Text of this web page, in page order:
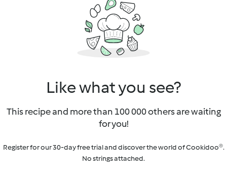
Like what you see?
This recipe and more than 100 000 others are waiting
for you!
Register for our 30-day free trial and discover the world of Cookidoo®.
No strings attached.